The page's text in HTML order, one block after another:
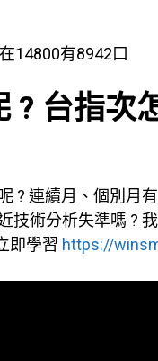
14800有8942口
? 台指次
? 連續月、個別月
技術分析失準嗎 ?
即學習 https://